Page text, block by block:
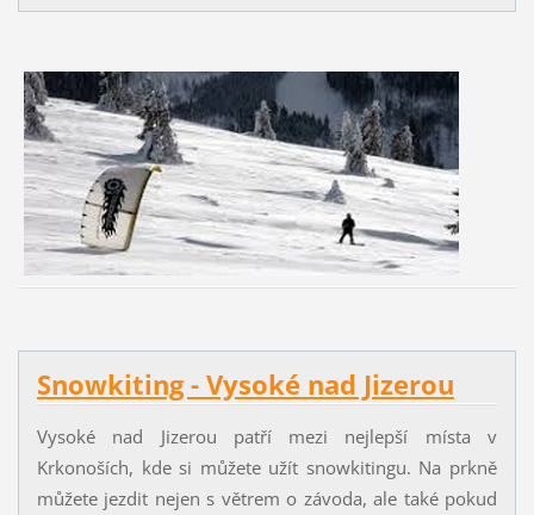
Snowkiting - Vysoké nad Jizerou
Vysoké nad Jizerou patří mezi nejlepší místa v
Krkonoších, kde si můžete užít snowkitingu. Na prkně
můžete jezdit nejen s větrem o závoda, ale také pokud